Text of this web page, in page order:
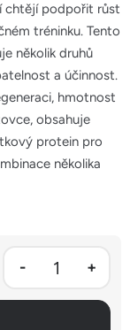
chtějí podpořit růst
tréninku. Tento
několik druhů
a účinnost.
hmotnost
obsahuje
protein pro
několika